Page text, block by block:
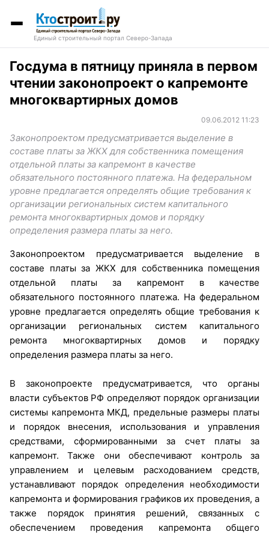
Единый строительный портал Северо-Запада
Госдума в пятницу приняла в первом
чтении законопроект о капремонте
многоквартирных домов
09.06.2012 11:23
Законопроектом предусматривается выделение в
составе платы за ЖКХ для собственника помещения
отдельной платы за капремонт в качестве
обязательного постоянного платежа. На федеральном
уровне предлагается определять общие требования к
организации региональных систем капитального
ремонта многоквартирных домов и порядку
определения размера платы за него.
Законопроектом предусматривается выделение в
составе платы за ЖКХ для собственника помещения
отдельной платы за капремонт в качестве
обязательного постоянного платежа. На федеральном
уровне предлагается определять общие требования к
организации региональных систем капитального
ремонта многоквартирных домов и порядку
определения размера платы за него.
В законопроекте предусматривается, что органы
власти субъектов РФ определяют порядок организации
системы капремонта МКД, предельные размеры платы
и порядок внесения, использования и управления
средствами, сформированными за счет платы за
капремонт. Также они обеспечивают контроль за
управлением и целевым расходованием средств,
устанавливают порядок определения необходимости
капремонта и формирования графиков их проведения, а
также порядок принятия решений, связанных с
обеспечением проведения капремонта общего